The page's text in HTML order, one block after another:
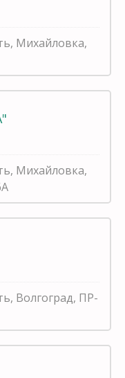
Михайловка,
Михайловка,
Волгоград, ПР-